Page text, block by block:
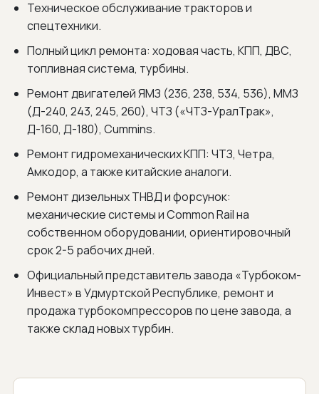
Техническое обслуживание тракторов и
спецтехники.
Полный цикл ремонта: ходовая часть, КПП, ДВС,
топливная система, турбины.
Ремонт двигателей ЯМЗ (236, 238, 534, 536), ММЗ
(Д-240, 243, 245, 260), ЧТЗ («ЧТЗ-УралТрак»,
Д-160, Д-180), Cummins.
Ремонт гидромеханических КПП: ЧТЗ, Четра,
Амкодор, а также китайские аналоги.
Ремонт дизельных ТНВД и форсунок:
механические системы и Common Rail на
собственном оборудовании, ориентировочный
срок 2-5 рабочих дней.
Официальный представитель завода «Турбоком-
Инвест» в Удмуртской Республике, ремонт и
продажа турбокомпрессоров по цене завода, а
также склад новых турбин.